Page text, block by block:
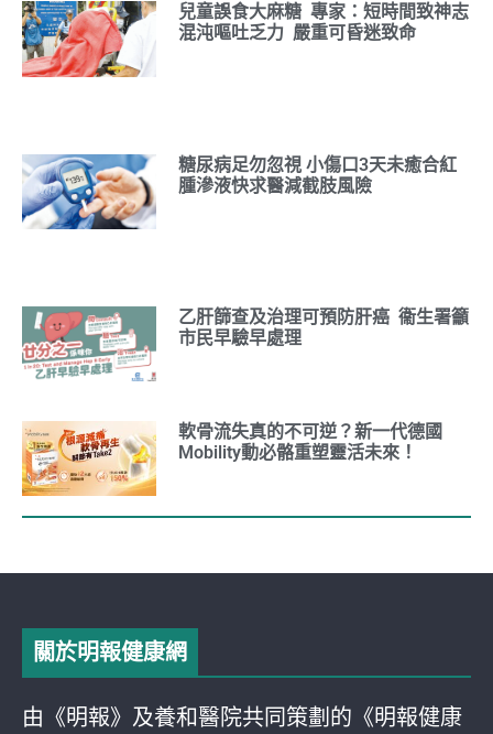
兒童誤食大麻糖 專家：短時間致神志
混沌嘔吐乏力 嚴重可昏迷致命
糖尿病足勿忽視 小傷口3天未癒合紅
腫滲液快求醫減截肢風險
乙肝篩查及治理可預防肝癌 衞生署籲
市民早驗早處理
軟骨流失真的不可逆？新一代德國
Mobility動必骼重塑靈活未來！
關於明報健康網
由《明報》及養和醫院共同策劃的《明報健康